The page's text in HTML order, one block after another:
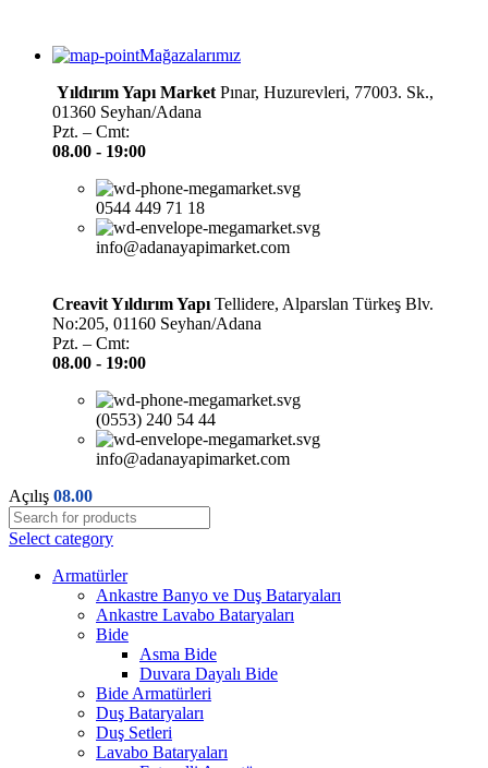
Mağazalarımız
Yıldırım Yapı Market Pınar, Huzurevleri, 77003. Sk.,
01360 Seyhan/Adana
Pzt. – Cmt:
08.00 - 19:00
0544 449 71 18
info@adanayapimarket.com
Creavit Yıldırım Yapı Tellidere, Alparslan Türkeş Blv.
No:205, 01160 Seyhan/Adana
Pzt. – Cmt:
08.00 - 19:00
(0553) 240 54 44
info@adanayapimarket.com
Açılış 08.00
Select category
Armatürler
Ankastre Banyo ve Duş Bataryaları
Ankastre Lavabo Bataryaları
Bide
Asma Bide
Duvara Dayalı Bide
Bide Armatürleri
Duş Bataryaları
Duş Setleri
Lavabo Bataryaları